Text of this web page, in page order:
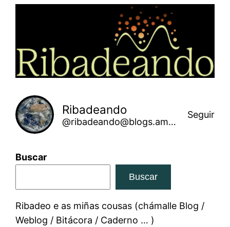
Ribadeando
@ribadeando@blogs.amarinha.gal
Seguir
Buscar
Buscar
Ribadeo e as miñas cousas (chámalle Blog /
Weblog / Bitácora / Caderno … )